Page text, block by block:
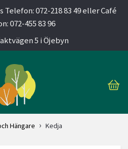
Telefon: 072-218 83 49 eller Café
072-455 83 96
5 i Öjebyn
Hängare Kedja